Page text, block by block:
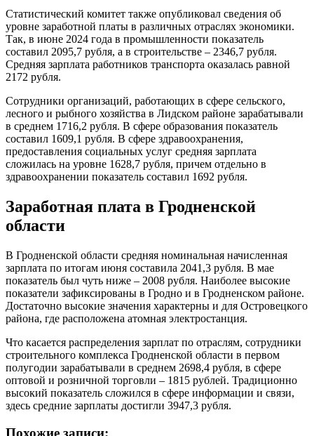
Статистический комитет также опубликовал сведения об
уровне заработной платы в различных отраслях экономики.
Так, в июне 2024 года в промышленности показатель
составил 2095,7 рубля, а в строительстве – 2346,7 рубля.
Средняя зарплата работников транспорта оказалась равной
2172 рубля.
Сотрудники организаций, работающих в сфере сельского,
лесного и рыбного хозяйства в Лидском районе зарабатывали
в среднем 1716,2 рубля. В сфере образования показатель
составил 1609,1 рубля. В сфере здравоохранения,
предоставления социальных услуг средняя зарплата
сложилась на уровне 1628,7 рубля, причем отдельно в
здравоохранении показатель составил 1692 рубля.
Заработная плата в Гродненской
области
В Гродненской области средняя номинальная начисленная
зарплата по итогам июня составила 2041,3 рубля. В мае
показатель был чуть ниже – 2008 рубля. Наиболее высокие
показатели зафиксированы в Гродно и в Гродненском районе.
Достаточно высокие значения характерны и для Островецкого
района, где расположена атомная электростанция.
Что касается распределения зарплат по отраслям, сотрудники
строительного комплекса Гродненской области в первом
полугодии зарабатывали в среднем 2698,4 рубля, в сфере
оптовой и розничной торговли – 1815 рублей. Традиционно
высокий показатель сложился в сфере информации и связи,
здесь средние зарплаты достигли 3947,3 рубля.
Похожие записи: